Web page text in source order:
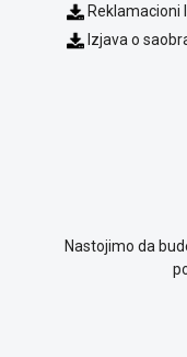
Reklamacioni
Izjava o
Nastojimo da